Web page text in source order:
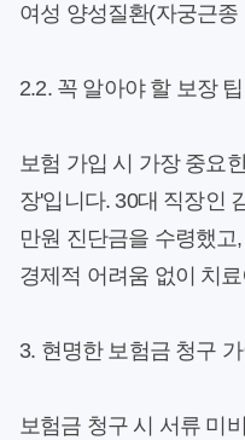
여성 양성질환(자궁근종
2.2. 꼭 알아야 할 보장 팁
보험 가입 시 가장 중요
장'입니다. 30대 직장인
만원 진단금을 수령했
경제적 어려움 없이 치
3. 현명한 보험금 청구
보험금 청구 시 서류 미